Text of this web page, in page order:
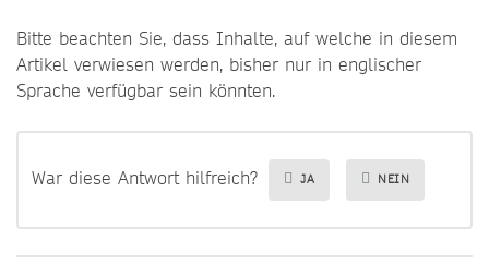
Bitte beachten Sie, dass Inhalte, auf welche in diesem
Artikel verwiesen werden, bisher nur in englischer
Sprache verfügbar sein könnten.
War diese Antwort hilfreich? JA NEIN